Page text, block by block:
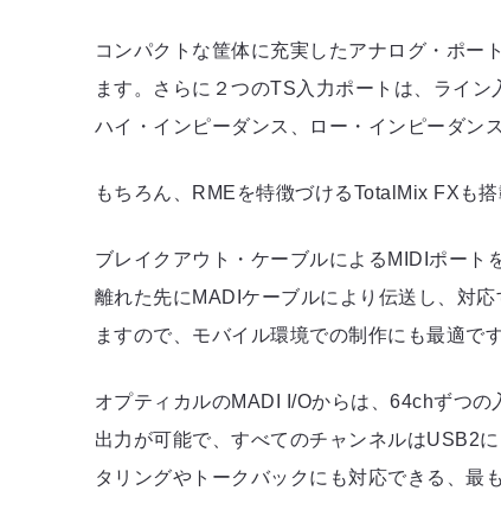
コンパクトな筐体に充実したアナログ・ポー
ます。さらに２つのTS入力ポートは、ライ
ハイ・インピーダンス、ロー・インピーダン
もちろん、RMEを特徴づけるTotalMix FXも
ブレイクアウト・ケーブルによるMIDIポー
離れた先にMADIケーブルにより伝送し、対
ますので、モバイル環境での制作にも最適です
オプティカルのMADI I/Oからは、64chずつ
出力が可能で、すべてのチャンネルはUSB2
タリングやトークバックにも対応できる、最